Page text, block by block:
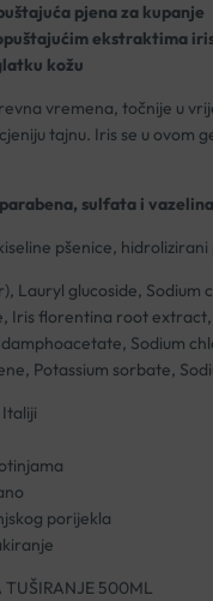
pjena za kupanje
ekstraktima
kožu
vremena, točnije u
tajnu. Iris se u ovom
sulfata i vazelina
pšenice,
Lauryl glucoside,
Iris florentina root
Sodium
Potassium sorbate,
porijekla
TUŠIRANJE 500ML